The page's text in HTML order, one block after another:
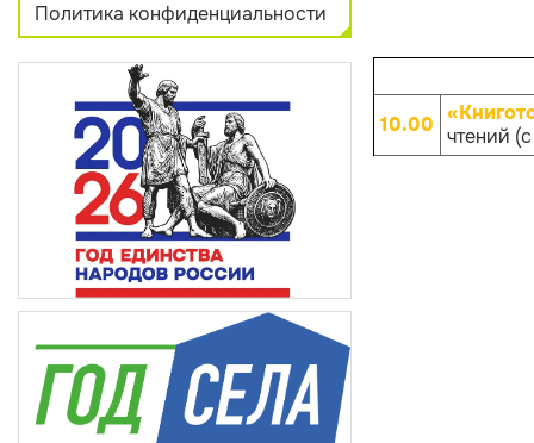
Политика конфиденциальности
10.00 чтений